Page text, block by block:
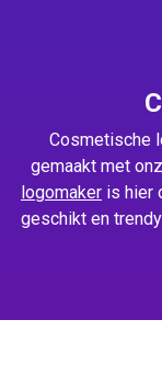
Cosmetische
gemaakt met
logomaker is hier
geschikt en